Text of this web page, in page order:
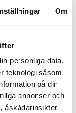
Om
personliga data,
teknologi såsom
på din
annonser och
åskådarinsikter
10 000
HAGBERGS
efter att ha